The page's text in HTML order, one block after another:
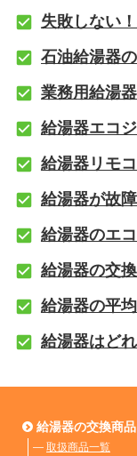
失敗しない
石油給湯器
業務用給湯
給湯器エコ
給湯器リモ
給湯器が故
給湯器のエ
給湯器の交
給湯器の平
給湯器はど
給湯器の交換商
― 取扱商品一覧